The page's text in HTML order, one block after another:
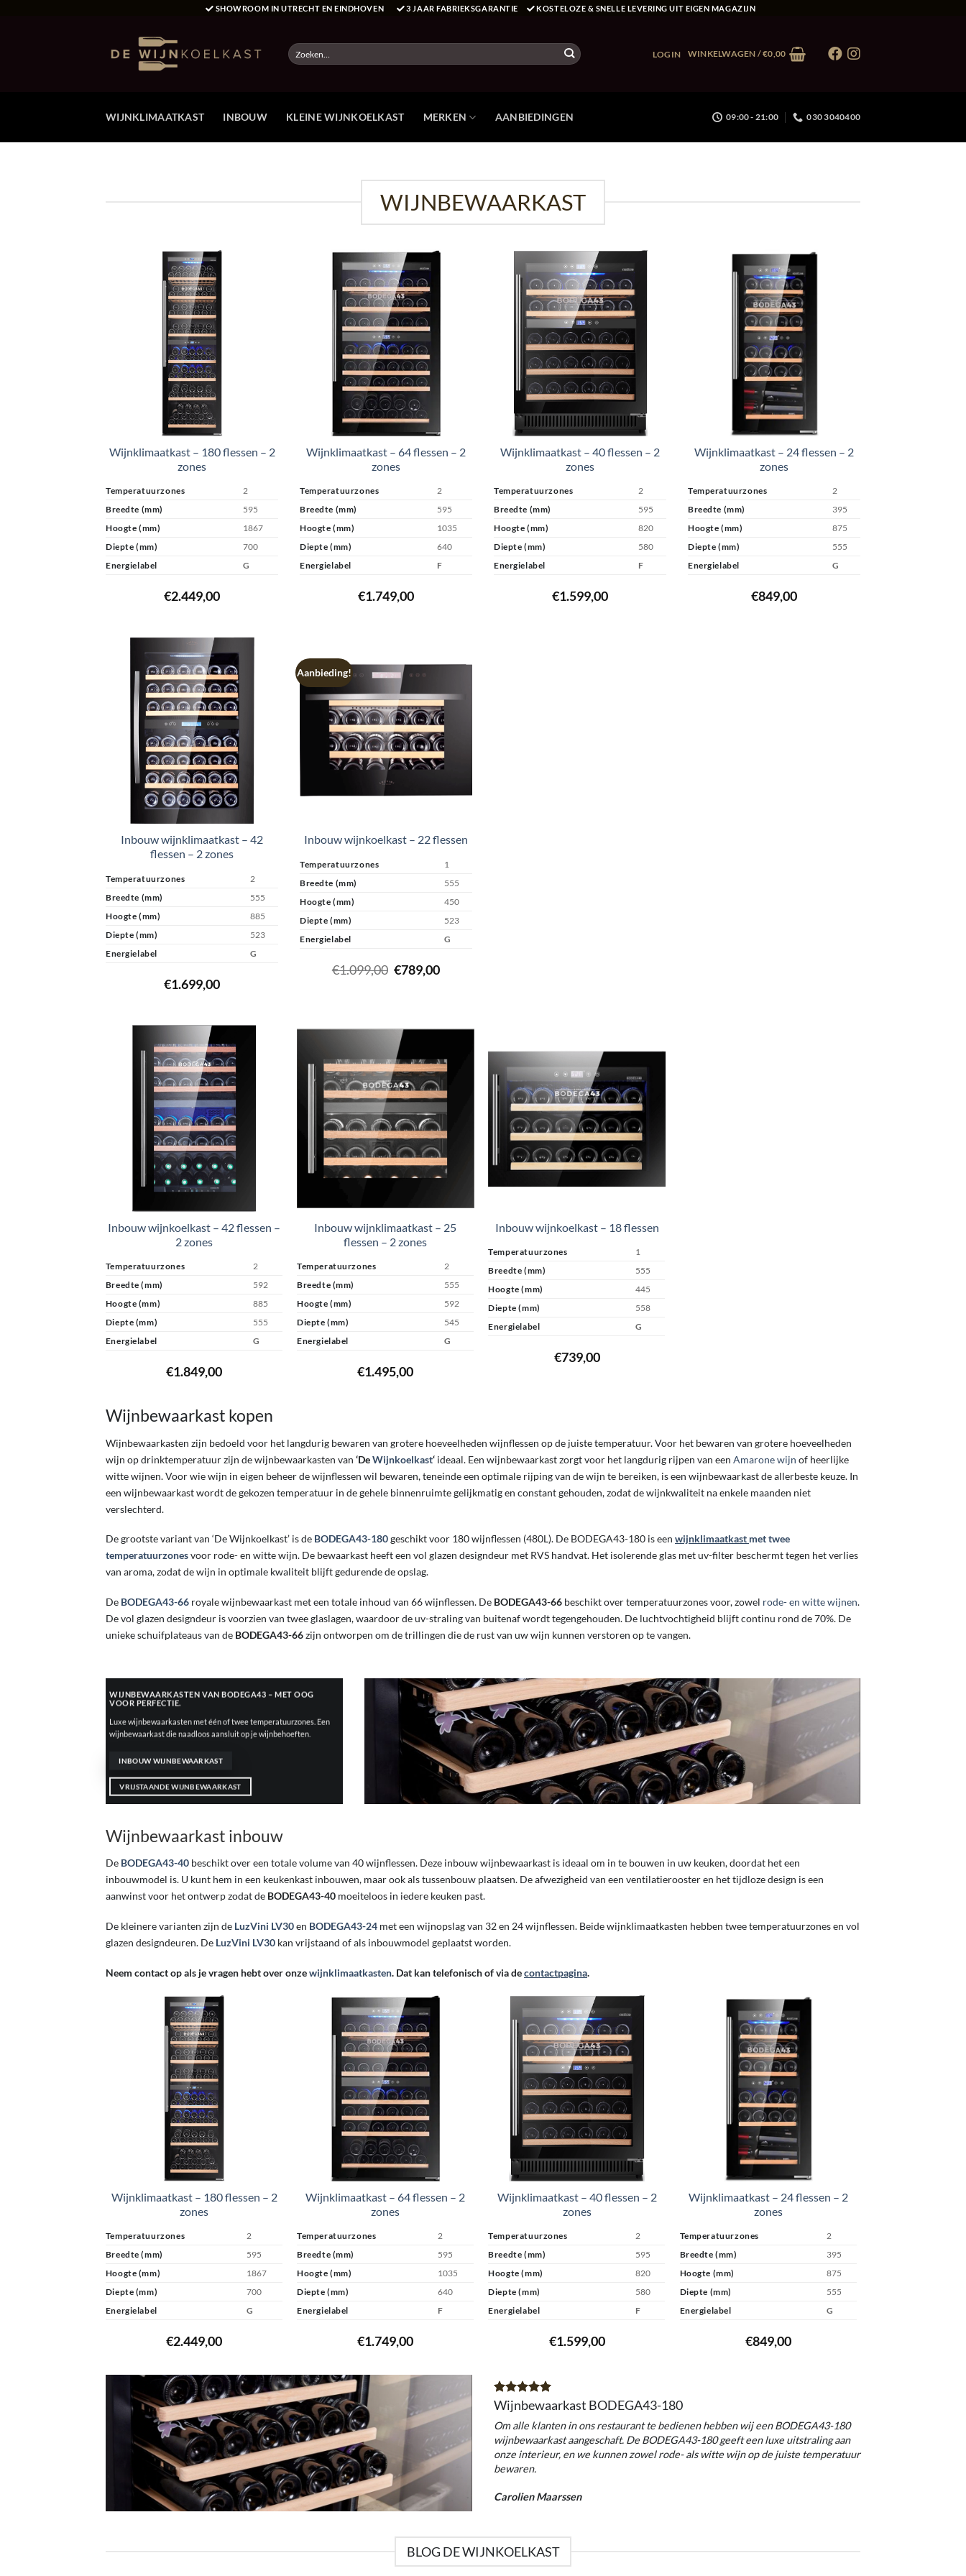
SHOWROOM IN UTRECHT EN EINDHOVEN 3 JAAR FABRIEKSGARANTIE KOSTELOZE & SNELLE LEVERING UIT EIGEN MAGAZIJN
Zoeken
naar:
LOGIN WINKELWAGEN /€0,00
WIJNKLIMAATKAST INBOUW KLEINE WIJNKOELKAST MERKEN AANBIEDINGEN 09:00 - 21:00 030 3040400
WIJNBEWAARKAST
Wijnklimaatkast – 180 flessen – 2
zones
Temperatuurzones
2
Breedte (mm)
595
Hoogte (mm)
1867
Diepte (mm)
700
Energielabel
G
€2.449,00
Wijnklimaatkast – 64 flessen – 2
zones
Temperatuurzones
2
Breedte (mm)
595
Hoogte (mm)
1035
Diepte (mm)
640
Energielabel
F
€1.749,00
Wijnklimaatkast – 40 flessen – 2
zones
Temperatuurzones
2
Breedte (mm)
595
Hoogte (mm)
820
Diepte (mm)
580
Energielabel
F
€1.599,00
Wijnklimaatkast – 24 flessen – 2
zones
Temperatuurzones
2
Breedte (mm)
395
Hoogte (mm)
875
Diepte (mm)
555
Energielabel
G
€849,00
Inbouw wijnklimaatkast – 42
flessen – 2 zones
Temperatuurzones
2
Breedte (mm)
555
Hoogte (mm)
885
Diepte (mm)
523
Energielabel
G
€1.699,00
Aanbieding!
Inbouw wijnkoelkast – 22 flessen
Temperatuurzones
1
Breedte (mm)
555
Hoogte (mm)
450
Diepte (mm)
523
Energielabel
G
€1.099,00 Oorspronkelijke
€789,00Huidige
Inbouw wijnkoelkast – 42 flessen –
2 zones
Temperatuurzones
2
Breedte (mm)
592
Hoogte (mm)
885
Diepte (mm)
555
Energielabel
G
€1.849,00
Inbouw wijnklimaatkast – 25
flessen – 2 zones
Temperatuurzones
2
Breedte (mm)
555
Hoogte (mm)
592
Diepte (mm)
545
Energielabel
G
€1.495,00
Inbouw wijnkoelkast – 18 flessen
Temperatuurzones
1
Breedte (mm)
555
Hoogte (mm)
445
Diepte (mm)
558
Energielabel
G
€739,00
Wijnbewaarkast kopen
Wijnbewaarkasten zijn bedoeld voor het langdurig bewaren van grotere hoeveelheden wijnflessen op de juiste temperatuur. Voor het bewaren van grotere hoeveelheden
wijn op drinktemperatuur zijn de wijnbewaarkasten van ‘DeWijnkoelkast‘ ideaal. Een wijnbewaarkast zorgt voor het langdurig rijpen van een Amarone wijn of heerlijke
witte wijnen. Voor wie wijn in eigen beheer de wijnflessen wil bewaren, teneinde een optimale rijping van de wijn te bereiken, is een wijnbewaarkast de allerbeste keuze. In
een wijnbewaarkast wordt de gekozen temperatuur in de gehele binnenruimte gelijkmatig en constant gehouden, zodat de wijnkwaliteit na enkele maanden niet
verslechterd.
De grootste variant van ‘De Wijnkoelkast’ is de BODEGA43-180geschikt voor 180 wijnflessen (480L). De BODEGA43-180 is een wijnklimaatkast met twee
temperatuurzonesvoor rode- en witte wijn. De bewaarkast heeft een vol glazen designdeur met RVS handvat. Het isolerende glas met uv-filter beschermt tegen het verlies
van aroma, zodat de wijn in optimale kwaliteit blijft gedurende de opslag.
De BODEGA43-66 royale wijnbewaarkast met een totale inhoud van 66 wijnflessen. De BODEGA43-66 beschikt over temperatuurzones voor, zowel rode- en witte wijnen.
De vol glazen designdeur is voorzien van twee glaslagen, waardoor de uv-straling van buitenaf wordt tegengehouden. De luchtvochtigheid blijft continu rond de 70%. De
unieke schuifplateaus van de BODEGA43-66zijn ontworpen om de trillingen die de rust van uw wijn kunnen verstoren op te vangen.
WIJNBEWAARKASTEN VAN BODEGA43 –MET OOG
VOOR PERFECTIE.
Luxe wijnbewaarkasten met één of twee temperatuurzones. Een
wijnbewaarkast die naadloos aansluit op je wijnbehoeften.
INBOUW WIJNBEWAARKAST
VRIJSTAANDE WIJNBEWAARKAST
Wijnbewaarkast inbouw
De BODEGA43-40 beschikt over een totale volume van 40 wijnflessen. Deze inbouw wijnbewaarkast is ideaal om in te bouwen in uw keuken, doordat het een
inbouwmodel is. U kunt hem in een keukenkast inbouwen, maar ook als tussenbouw plaatsen. De afwezigheid van een ventilatierooster en het tijdloze design is een
aanwinst voor het ontwerp zodat de BODEGA43-40 moeiteloos in iedere keuken past.
De kleinere varianten zijn de LuzVini LV30en BODEGA43-24 met een wijnopslag van 32 en 24 wijnflessen. Beide wijnklimaatkasten hebben twee temperatuurzones en vol
glazen designdeuren. De LuzVini LV30 kan vrijstaand of als inbouwmodel geplaatst worden.
Neem contact op als je vragen hebt over onzewijnklimaatkasten. Dat kan telefonisch of via decontactpagina.
Wijnklimaatkast – 180 flessen – 2
zones
Temperatuurzones
2
Breedte (mm)
595
Hoogte (mm)
1867
Diepte (mm)
700
Energielabel
G
€2.449,00
Wijnklimaatkast – 64 flessen – 2
zones
Temperatuurzones
2
Breedte (mm)
595
Hoogte (mm)
1035
Diepte (mm)
640
Energielabel
F
€1.749,00
Wijnklimaatkast – 40 flessen – 2
zones
Temperatuurzones
2
Breedte (mm)
595
Hoogte (mm)
820
Diepte (mm)
580
Energielabel
F
€1.599,00
Wijnklimaatkast – 24 flessen – 2
zones
Temperatuurzones
2
Breedte (mm)
395
Hoogte (mm)
875
Diepte (mm)
555
Energielabel
G
€849,00
Wijnbewaarkast BODEGA43-180
Om alle klanten in ons restaurant te bedienen hebben wij een BODEGA43-180
wijnbewaarkast aangeschaft. De BODEGA43-180 geeft een luxe uitstraling aan
onze interieur, en we kunnen zowel rode- als witte wijn op de juiste temperatuur
bewaren.
Carolien Maarssen
BLOG DE WIJNKOELKAST